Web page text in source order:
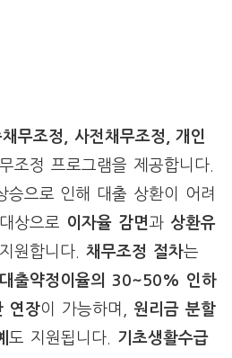
무조정, 사전채무조정, 개인
조정 프로그램을 제공합니다.
승으로 인해 대출 상환이 어려
상으로 이자율 감면과 상환유
원합니다.채무조정 절차는
대출약정이율의 30~50% 인하
연장이 가능하며, 원리금 분할
도 지원됩니다. 기초생활수급